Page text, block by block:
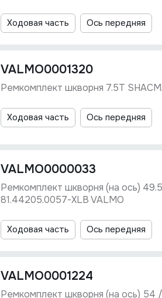
Ходовая часть Ось передняя
VALMO0001320
Ремкомплект шкворня 7.5Т
Ходовая часть Ось передняя
VALMO0000033
Ремкомплект шкворня (на ось)
81.44205.0057-XLB VALMO
Ходовая часть Ось передняя
VALMO0001224
Ремкомплект шкворня (на ось) 54